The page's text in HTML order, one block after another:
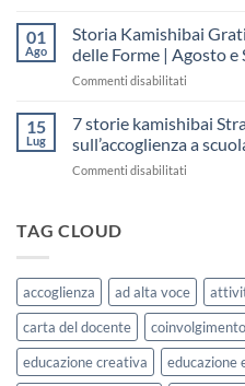
una
lezione
Giorni
Kamishibai
da
sceglierle
01
Ago
Storia Kamishibai
delle Forme | Agosto
Commenti disabilitati
Kamishibai
Settembre
2026
15
Lug
7 storie kamishibai
sull’accoglienza a
Commenti disabilitati
lavorare
a
scuola
TAG CLOUD
accoglienza ad alta voce
carta del docente
educazione creativa
educazione